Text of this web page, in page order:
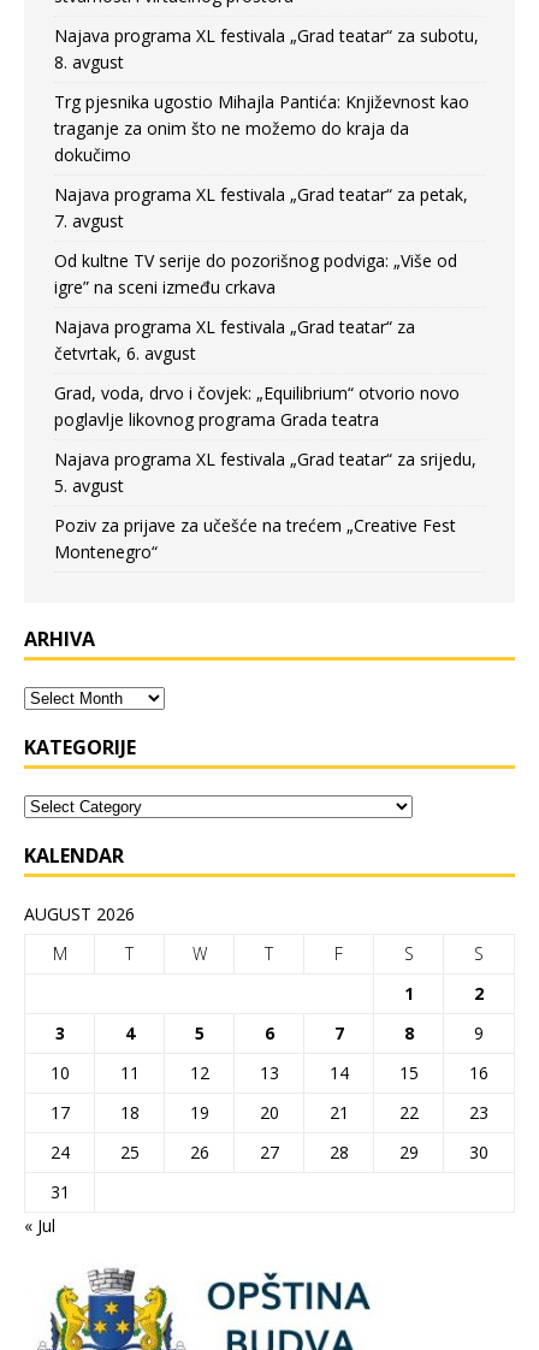
Najava programa XL festivala „Grad teatar“ za subotu,
8. avgust
Trg pjesnika ugostio Mihajla Pantića: Književnost kao
traganje za onim što ne možemo do kraja da
dokučimo
Najava programa XL festivala „Grad teatar“ za petak,
7. avgust
Od kultne TV serije do pozorišnog podviga: „Više od
igre” na sceni između crkava
Najava programa XL festivala „Grad teatar“ za
četvrtak, 6. avgust
Grad, voda, drvo i čovjek: „Equilibrium“ otvorio novo
poglavlje likovnog programa Grada teatra
Najava programa XL festivala „Grad teatar“ za srijedu,
5. avgust
Poziv za prijave za učešće na trećem „Creative Fest
Montenegro“
ARHIVA
KATEGORIJE
KALENDAR
AUGUST 2026
M
T W T F S
S
1
2
3
4 5 6 7 8
9
10
11 12 13 14 15
16
17
18 19 20 21 22
23
24
25 26 27 28 29
30
31
« Jul